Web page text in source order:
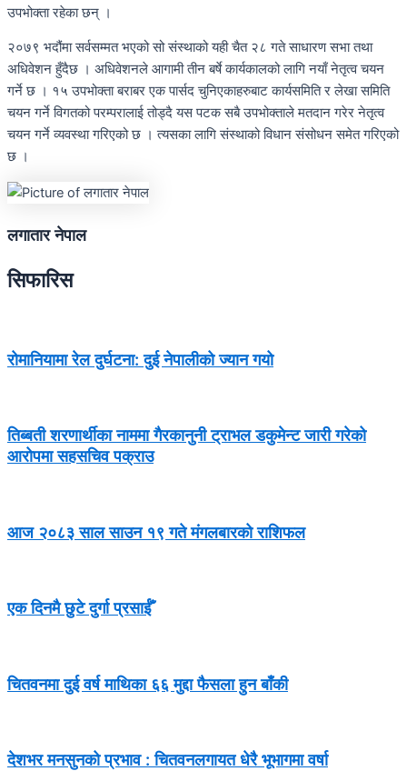
उपभोक्ता रहेका छन् ।
२०७९ भदौंमा सर्वसम्मत भएको सो संस्थाको यही चैत २८ गते साधारण सभा तथा
अधिवेशन हुँदैछ । अधिवेशनले आगामी तीन बर्षे कार्यकालको लागि नयाँ नेतृत्व चयन
गर्ने छ । १५ उपभोक्ता बराबर एक पार्सद चुनिएकाहरुबाट कार्यसमिति र लेखा समिति
चयन गर्ने विगतको परम्परालाई तोड्दै यस पटक सबै उपभोक्ताले मतदान गरेर नेतृत्व
चयन गर्ने व्यवस्था गरिएको छ । त्यसका लागि संस्थाको विधान संसोधन समेत गरिएको
छ ।
लगातार नेपाल
सिफारिस
रोमानियामा रेल दुर्घटना: दुई नेपालीको ज्यान गयो
तिब्बती शरणार्थीका नाममा गैरकानुनी ट्राभल डकुमेन्ट जारी गरेको
आरोपमा सहसचिव पक्राउ
आज २०८३ साल साउन १९ गते मंगलबारको राशिफल
एक दिनमै छुटे दुर्गा प्रसाईँ
चितवनमा दुई वर्ष माथिका ६६ मुद्दा फैसला हुन बाँकी
देशभर मनसुनको प्रभाव : चितवनलगायत धेरै भूभागमा वर्षा